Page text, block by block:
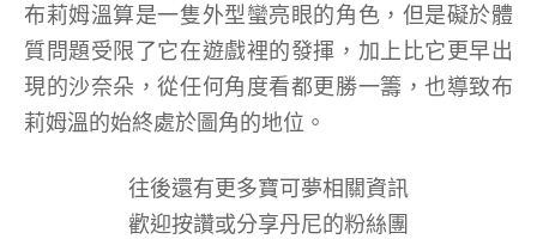
布莉姆溫算是一隻外型蠻亮眼的角色，但是礙於體
質問題受限了它在遊戲裡的發揮，加上比它更早出
現的沙奈朵，從任何角度看都更勝一籌，也導致布
莉姆溫的始終處於圖角的地位。
往後還有更多寶可夢相關資訊
歡迎按讚或分享丹尼的粉絲團